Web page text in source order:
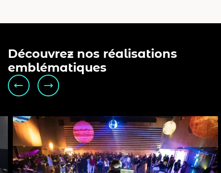
Découvrez nos réalisations
emblématiques